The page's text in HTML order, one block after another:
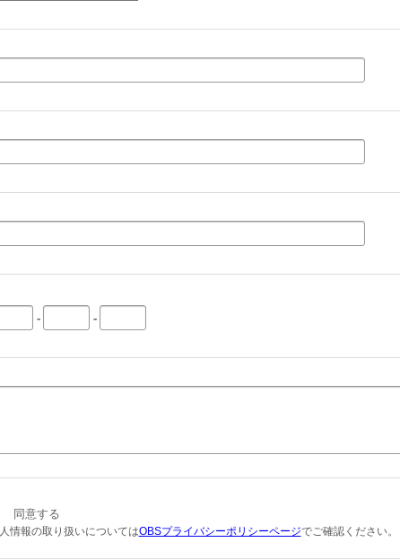
- -
同意する
情報の取り扱いについてはOBSプライバシーポリシーページでご確認ください。